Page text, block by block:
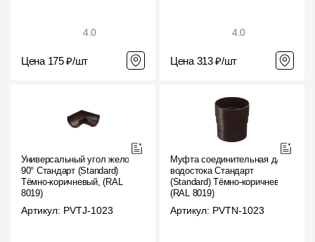
4.0
Цена 175 ₽/шт
4.0
Цена 313 ₽/шт
Универсальный угол желоба
90° Стандарт (Standard)
Тёмно-коричневый, (RAL
8019)
Артикул: PVTJ-1023
Муфта соединительная для
водостока Стандарт
(Standard) Тёмно-коричневый,
(RAL 8019)
Артикул: PVTN-1023